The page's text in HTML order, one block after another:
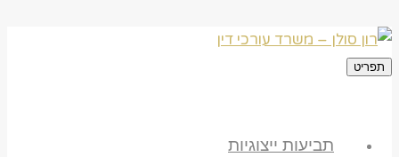
תפריט
תביעות ייצוגיות